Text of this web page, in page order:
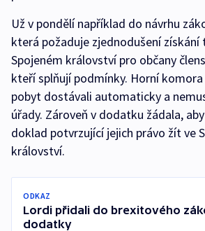
Už v pondělí například do návrhu
která požaduje zjednodušení
Spojeném království pro občany
kteří splňují podmínky. Horní
pobyt dostávali automaticky a
úřady. Zároveň v dodatku žádala,
doklad potvrzující jejich právo žít ve
království.
ODKAZ
Lordi přidali do brexitového
dodatky